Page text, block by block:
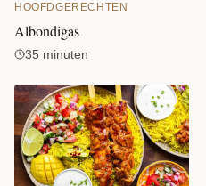
HOOFDGERECHTEN
Albondigas
35 minuten